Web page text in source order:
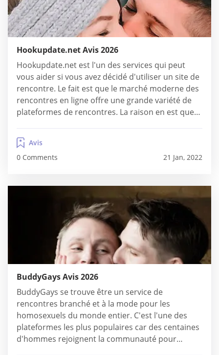
Hookupdate.net Avis 2026
Hookupdate.net est l'un des services qui peut
vous aider si vous avez décidé d'utiliser un site de
rencontre. Le fait est que le marché moderne des
rencontres en ligne offre une grande variété de
plateformes de rencontres. La raison en est que
quelqu'un en ligne. Leurs objectifs peuvent être
différents, ce qui signifie...
Avis
0 Comments
21 Jan, 2022
BuddyGays Avis 2026
BuddyGays se trouve être un service de
rencontres branché et à la mode pour les
homosexuels du monde entier. C'est l'une des
plateformes les plus populaires car des centaines
d'hommes rejoignent la communauté pour